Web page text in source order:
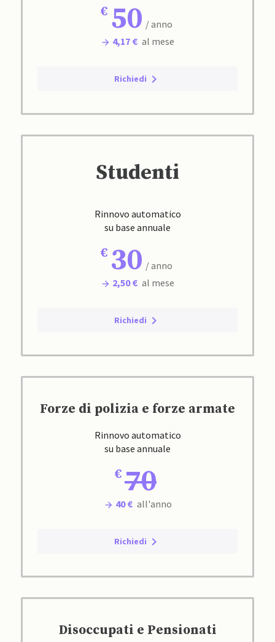
50 / anno
4,17 € al mese
Richiedi
Studenti
Rinnovo automatico
su base annuale
30 / anno
2,50 € al mese
Richiedi
Forze di polizia e forze armate
Rinnovo automatico
su base annuale
70
40 € all'anno
Richiedi
Disoccupati e Pensionati